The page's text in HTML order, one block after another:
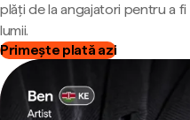
plăți de la angajatori pentru a
lumii.
Primește plată azi